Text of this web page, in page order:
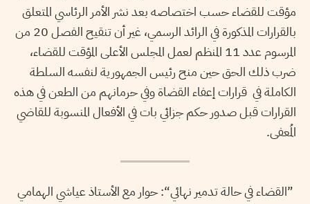
مؤقت للقضاء حسب اختصاصه بعد نشر الأمر الرئاسي المتعلق
بالقرارات المذكورة في الرائد الرسمي، غير أن تنقيح الفصل 20 من
المرسوم عدد 11 المنظم لعمل المجلس الأعلى المؤقت للقضاء،
ضرب ذلك الحق حين منح رئيس الجمهورية لنفسه السلطة
الكاملة في قرارات إعفاء القضاة وفي حرمانهم من الطعن في هذه
القرارات قبل صدور حكم جزائي بات في الأفعال المنسوبة للقاضي
المُعفى.
”القضاء في حالة تدمير نهائي“: حوار مع الأستاذ عياشي الهمامي